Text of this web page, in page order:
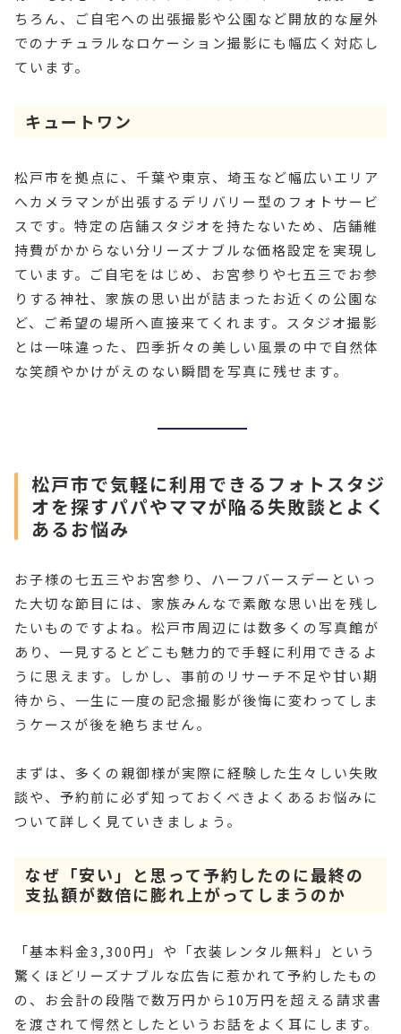
ちろん、ご自宅への出張撮影や公園など開放的な屋外
でのナチュラルなロケーション撮影にも幅広く対応し
ています。
キュートワン
松戸市を拠点に、千葉や東京、埼玉など幅広いエリア
へカメラマンが出張するデリバリー型のフォトサービ
スです。特定の店舗スタジオを持たないため、店舗維
持費がかからない分リーズナブルな価格設定を実現し
ています。ご自宅をはじめ、お宮参りや七五三でお参
りする神社、家族の思い出が詰まったお近くの公園な
ど、ご希望の場所へ直接来てくれます。スタジオ撮影
とは一味違った、四季折々の美しい風景の中で自然体
な笑顔やかけがえのない瞬間を写真に残せます。
松戸市で気軽に利用できるフォトスタジ
オを探すパパやママが陥る失敗談とよく
あるお悩み
お子様の七五三やお宮参り、ハーフバースデーといっ
た大切な節目には、家族みんなで素敵な思い出を残し
たいものですよね。松戸市周辺には数多くの写真館が
あり、一見するとどこも魅力的で手軽に利用できるよ
うに思えます。しかし、事前のリサーチ不足や甘い期
待から、一生に一度の記念撮影が後悔に変わってしま
うケースが後を絶ちません。
まずは、多くの親御様が実際に経験した生々しい失敗
談や、予約前に必ず知っておくべきよくあるお悩みに
ついて詳しく見ていきましょう。
なぜ「安い」と思って予約したのに最終の
支払額が数倍に膨れ上がってしまうのか
「基本料金3,300円」や「衣装レンタル無料」という
驚くほどリーズナブルな広告に惹かれて予約したもの
の、お会計の段階で数万円から10万円を超える請求書
を渡されて愕然としたというお話をよく耳にします。